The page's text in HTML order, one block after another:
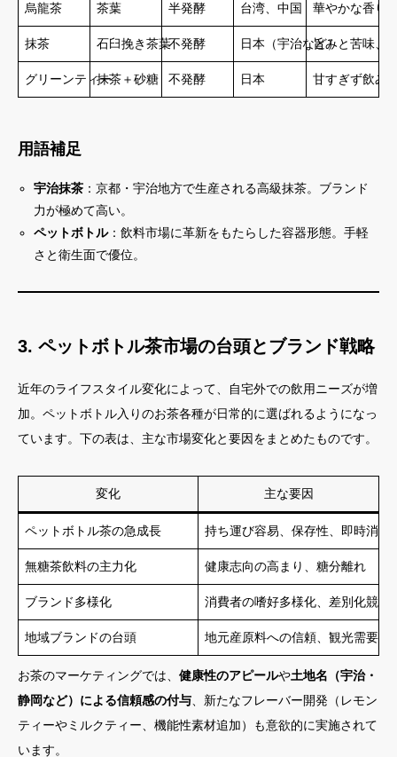
烏龍茶 茶葉 半発酵 台湾、中国 華やかな香り
抹茶 石臼挽き茶葉不発酵 日本（宇治など）旨みと苦味、
グリーンティー抹茶＋砂糖 不発酵 日本 甘すぎず飲み
用語補足
宇治抹茶 ：京都・宇治地方で生産される高級抹茶。ブランド
力が極めて高い。
ペットボトル：飲料市場に革新をもたらした容器形態。手軽
さと衛生面で優位。
3. ペットボトル茶市場の台頭とブランド戦略
近年のライフスタイル変化によって、自宅外での飲用ニーズが増
加。ペットボトル入りのお茶各種が日常的に選ばれるようになっ
ています。下の表は、主な市場変化と要因をまとめたものです。
変化 主な要因
ペットボトル茶の急成長 持ち運び容易、保存性、即時消費
無糖茶飲料の主力化 健康志向の高まり、糖分離れ
ブランド多様化 消費者の嗜好多様化、差別化競争
地域ブランドの台頭 地元産原料への信頼、観光需要
お茶のマーケティングでは、 健康性のアピールや土地名（宇治・
静岡など）による信頼感の付与 、新たなフレーバー開発（レモン
ティーやミルクティー、機能性素材追加）も意欲的に実施されて
います。